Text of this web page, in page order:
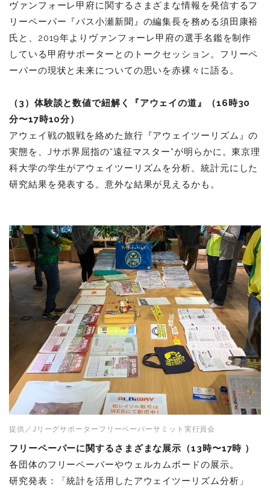
ヴァンフォーレ甲府に関するさまざまな情報を発信するフ
リーペーパー『バス小瀬新聞』の編集長を務める須田康裕
氏と、2019年よりヴァンフォーレ甲府の選手名鑑を制作
している甲府サポーターとのトークセッション。フリーペ
ーパーの現状と未来についての思いを赤裸々に語る。
（3 ）体験談と数値で紐解く『アウェイの道』（16時30
分〜17時10分）
アウェイ戦の観戦を絡めた旅行『アウェイツーリズム』の
実態を、Jサポ界屈指の“遠征マスター”が明らかに。東京理
科大学の学生がアウェイツーリズムを分析。統計元にした
研究結果を発表する。意外な結果が見えるかも。
提供／Jリーグサポーターフリーペーパーサミット実行員会
フリーペーパーに関するさまざまな展示（13時〜17時 ）
各団体のフリーペーパーやウェルカムボードの展示。
研究発表：「統計を活用したアウェイツーリズム分析」